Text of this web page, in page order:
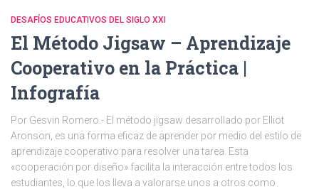
DESAFÍOS EDUCATIVOS DEL SIGLO XXI
El Método Jigsaw – Aprendizaje
Cooperativo en la Práctica |
Infografía
Por Gesvin Romero.- El método jigsaw desarrollado por Elliot
Aronson, es una forma eficaz de aprender por medio del estilo de
aprendizaje cooperativo para resolver una tarea. Esta
«cooperación por diseño» facilita la interacción entre todos los
estudiantes, lo que los lleva a valorarse unos a otros como